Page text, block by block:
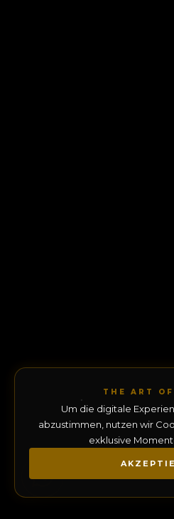
THE ART
Um die digitale
abzustimmen, nutzen wir
exklusive